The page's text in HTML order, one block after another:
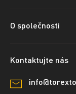
O společnosti
Kontaktujte nás